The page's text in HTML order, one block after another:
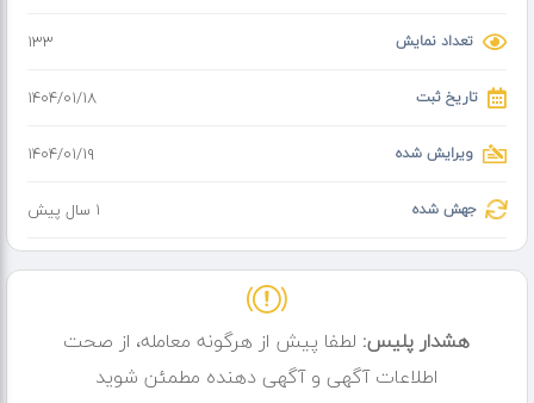
تعداد نمایش 133
تاریخ ثبت ۱۴۰۴/۰۱/۱۸
ویرایش شده ۱۴۰۴/۰۱/۱۹
جهش شده 1 سال پیش
هشدار پلیس: لطفا پیش از هرگونه معامله، از صحت
اطلاعات آگهی و آگهی دهنده مطمئن شوید